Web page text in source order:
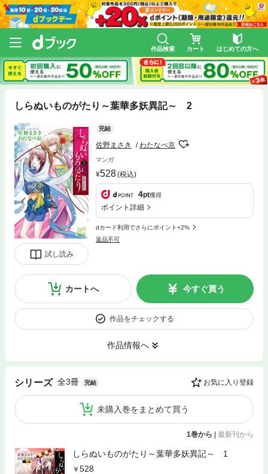
作品検索 カート はじめての方へ
しらぬいものがたり～葉華多妖異記～ 2
試し読み
完結
佐野まさき わたなべ京
マンガ
528(税込)
4pt獲得
ポイント詳細
dカード利用でさらにポイント+2%
返品不可
カートへ 今すぐ買う
作品をチェックする
作品情報へ
シリーズ 全3冊 完結 お気に入り登録
未購入巻をまとめて買う
1巻から | 最新刊から
しらぬいものがたり～葉華多妖異記～ 1
528